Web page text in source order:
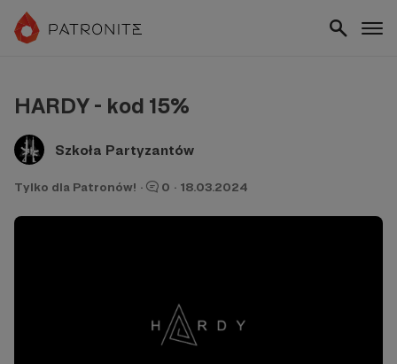
HARDY - kod 15%
Szkoła Partyzantów
Tylko dla Patronów! · 0 · 18.03.2024